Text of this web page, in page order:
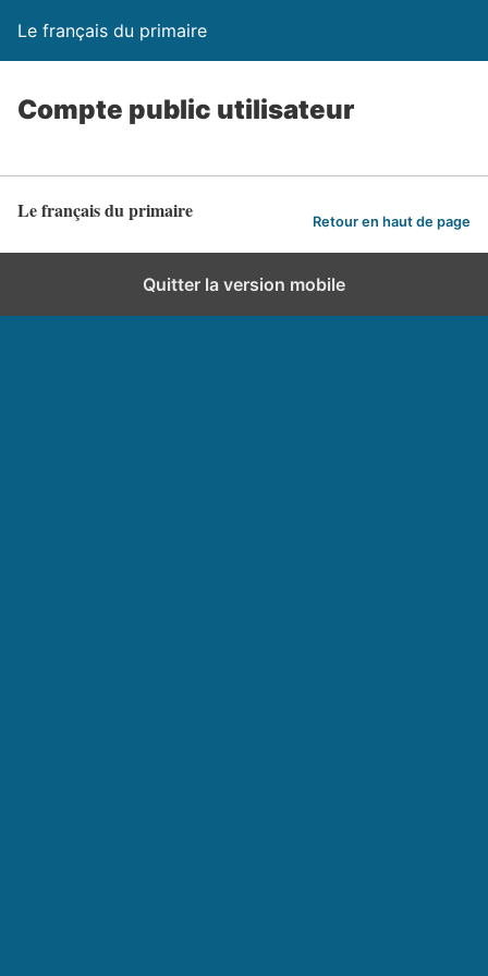
Le français du primaire
Compte public utilisateur
Le français du primaire Retour en haut de page
Quitter la version mobile